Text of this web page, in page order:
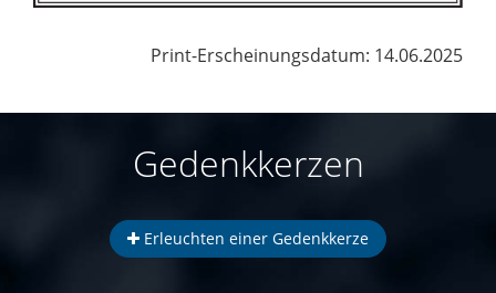
Print-Erscheinungsdatum: 14.06.2025
Gedenkkerzen
Erleuchten einer Gedenkkerze